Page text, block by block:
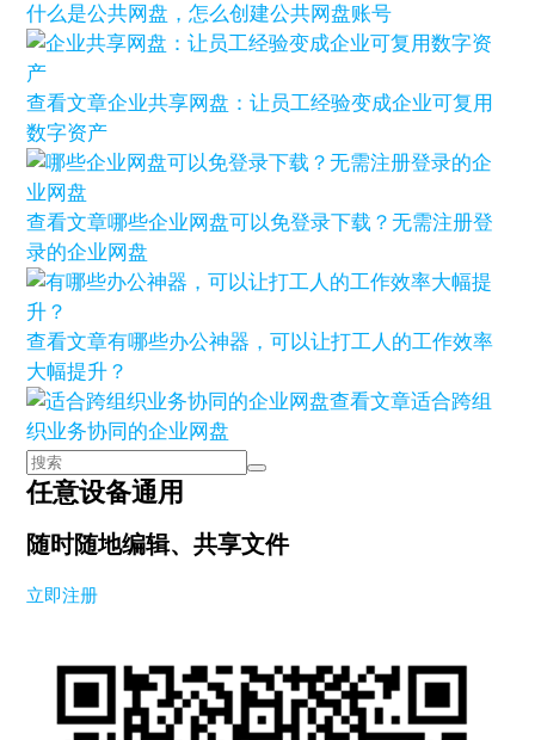
什么是公共网盘，怎么创建公共网盘账号
查看文章企业共享网盘：让员工经验变成企业可复用
数字资产
查看文章哪些企业网盘可以免登录下载？无需注册登
录的企业网盘
查看文章有哪些办公神器，可以让打工人的工作效率
大幅提升？
查看文章适合跨组
织业务协同的企业网盘
任意设备通用
随时随地编辑、共享文件
立即注册